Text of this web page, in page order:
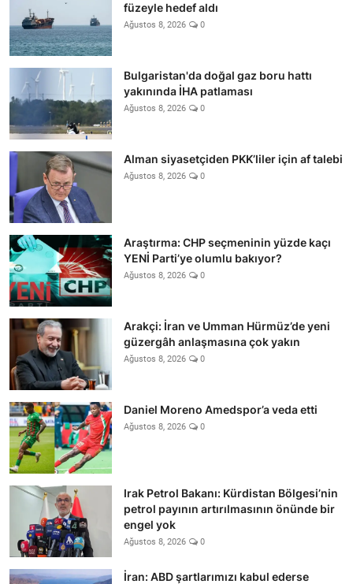
füzeyle hedef aldı
Ağustos 8, 2026 0
Bulgaristan'da doğal gaz boru hattı
yakınında İHA patlaması
Ağustos 8, 2026 0
Alman siyasetçiden PKK’liler için af talebi
Ağustos 8, 2026 0
Araştırma: CHP seçmeninin yüzde kaçı
YENİ Parti’ye olumlu bakıyor?
Ağustos 8, 2026 0
Arakçi: İran ve Umman Hürmüz’de yeni
güzergâh anlaşmasına çok yakın
Ağustos 8, 2026 0
Daniel Moreno Amedspor’a veda etti
Ağustos 8, 2026 0
Irak Petrol Bakanı: Kürdistan Bölgesi’nin
petrol payının artırılmasının önünde bir
engel yok
Ağustos 8, 2026 0
İran: ABD şartlarımızı kabul ederse